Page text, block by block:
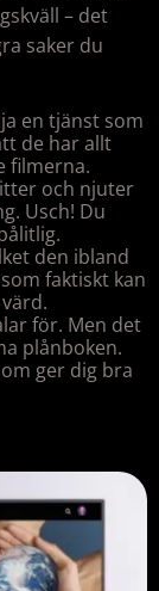
– det
saker du
en tjänst som
de har allt
filmerna.
och njuter
Usch! Du
den ibland
faktiskt kan
för. Men det
plånboken.
ger dig bra